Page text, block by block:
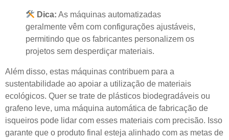
Dica: As máquinas automatizadas
geralmente vêm com configurações ajustáveis,
permitindo que os fabricantes personalizem os
projetos sem desperdiçar materiais.
Além disso, estas máquinas contribuem para a
sustentabilidade ao apoiar a utilização de materiais
ecológicos. Quer se trate de plásticos biodegradáveis ​​ou
grafeno leve, uma máquina automática de fabricação de
isqueiros pode lidar com esses materiais com precisão. Isso
garante que o produto final esteja alinhado com as metas de